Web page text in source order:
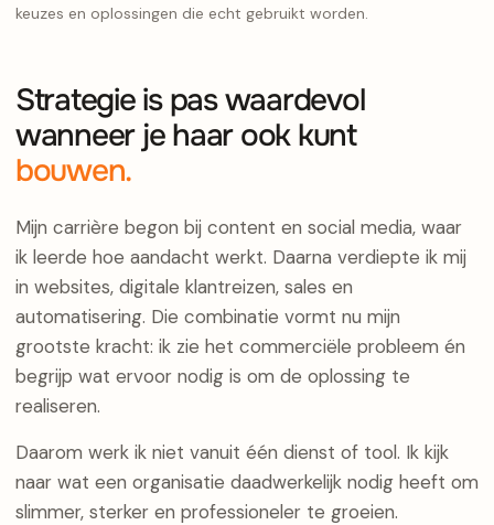
keuzes en oplossingen die echt gebruikt worden.
Strategie is pas waardevol
wanneer je haar ook kunt
bouwen.
Mijn carrière begon bij content en social media, waar
ik leerde hoe aandacht werkt. Daarna verdiepte ik mij
in websites, digitale klantreizen, sales en
automatisering. Die combinatie vormt nu mijn
grootste kracht: ik zie het commerciële probleem én
begrijp wat ervoor nodig is om de oplossing te
realiseren.
Daarom werk ik niet vanuit één dienst of tool. Ik kijk
naar wat een organisatie daadwerkelijk nodig heeft om
slimmer, sterker en professioneler te groeien.